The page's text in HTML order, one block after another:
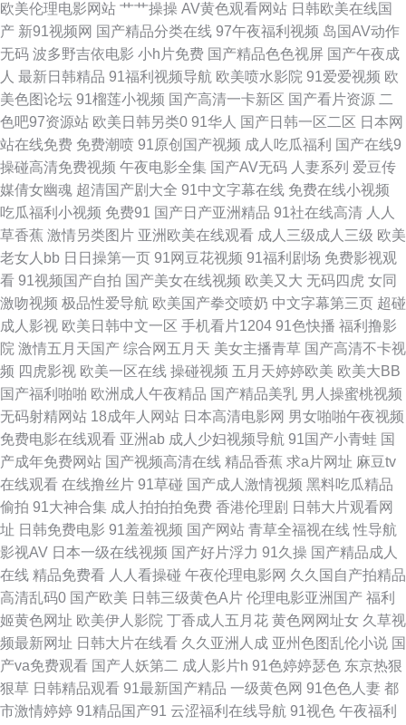
草莓在线视频 人人草人人妻91 婷婷五月天成人 一区二区国产自拍 91巨炮网
站 爱豆传媒在线看 浮力草草黄色 黄色小网站入口站 男人影院AV 青青伊人视
频 四虎性爱影院 亚洲另类激动视频 91黑丝美女艹逼 AA福利影院 豆花国产
激情视频综合 蜜桃伊人超碰桃色 日本午夜剧场 午夜免费在线观看 91爱爱网
91下载入口桃色 超碰97在线播放 豆花自拍社区 玖玖福利社 日韩电影高清完
整 午夜精品剧场 91成人网 91无码青久 操碰视频免费 韩国人妻Av 欧洲色二
三欧美视频sss 性交美女 91人人超碰欧美 草逼免费直接看 国产电影五码 黄
色性情网站 老司机狠肏 欧美一二三 三级午夜影院 香蕉视频在线看 91成年人
观看 俺去也俺去啦 国产毛片AA 久久午夜神器 日本se情 五月天激情网图片
中文字幕色15P 91在线入口免费 操逼加勒比99 东方亚洲色图91 久久福利导
航 人人操人人摸人人 五月天大香蕉婷 91tv在线观看 97操碰在线视频 超碰人
兽世界 国产在线观看亚毛 久久国产豆花视频 日本叉叉叉成人片 午夜剧场性
爱一 91精品视频一区 www91豆花 福利社17p 九九一AV 欧洲一区二区 一本
到道 91伪娘 肏屄网五月天婷婷 精品国产第一页 青青草福利社 午夜AV导航
在线 91大神探花在线 www欧洲影院 囯产成人AV传媒 精东影业蜜桃91 欧美
色图色99 18福利视频导航 不卡国产视频 国产麻豆精品在线 久久快播网 人人
欧美伦理电影网站 艹艹操操 AV黄色观看网站 日韩欧美在线国
产 新91视频网 国产精品分类在线 97午夜福利视频 岛国AV动作
无码 波多野吉依电影 小h片免费 国产精品色色视屏 国产午夜成
人 最新日韩精品 91福利视频导航 欧美喷水影院 91爱爱视频 欧
美色图论坛 91榴莲小视频 国产高清一卡新区 国产看片资源 二
色吧97资源站 欧美日韩另类0 91华人 国产日韩一区二区 日本网
站在线免费 免费潮喷 91原创国产视频 成人吃瓜福利 国产在线9
操碰高清免费视频 午夜电影全集 国产AV无码 人妻系列 爱豆传
媒倩女幽魂 超清国产剧大全 91中文字幕在线 免费在线小视频
吃瓜福利小视频 免费91 国产日产亚洲精品 91社在线高清 人人
草香蕉 激情另类图片 亚洲欧美在线观看 成人三级成人三级 欧美
老女人bb 日日操第一页 91网豆花视频 91福利剧场 免费影视观
看 91视频国产自拍 国产美女在线视频 欧美又大 无码四虎 女同
激吻视频 极品性爱导航 欧美国产拳交喷奶 中文字幕第三页 超碰
成人影视 欧美日韩中文一区 手机看片1204 91色快播 福利撸影
院 激情五月天国产 综合网五月天 美女主播青草 国产高清不卡视
频 四虎影视 欧美一区在线 操碰视频 五月天婷婷欧美 欧美大BB
国产福利啪啪 欧洲成人午夜精品 国产精品美乳 男人操蜜桃视频
无码射精网站 18成年人网站 日本高清电影网 男女啪啪午夜视频
免费电影在线观看 亚洲ab 成人少妇视频导航 91国产小青蛙 国
产成年免费网站 国产视频高清在线 精品香蕉 求a片网址 麻豆tv
在线观看 在线撸丝片 91草碰 国产成人激情视频 黑料吃瓜精品
偷拍 91大神合集 成人拍拍拍免费 香港伦理剧 日韩大片观看网
址 日韩免费电影 91羞羞视频 国产网站 青草全福视在线 性导航
影视AV 日本一级在线视频 国产好片浮力 91久操 国产精品成人
在线 精品免费看 人人看操碰 午夜伦理电影网 久久国自产拍精品
高清乱码0 国产欧美 日韩三级黄色A片 伦理电影亚洲国产 福利
姬黄色网址 欧美伊人影院 丁香成人五月花 黄色网网址女 久草视
频最新网址 日韩大片在线看 久久亚洲人成 亚州色图乱伦小说 国
产va免费观看 国产人妖第二 成人影片h 91色婷婷瑟色 东京热狠
狠草 日韩精品观看 91最新国产精品 一级黄色网 91色色人妻 都
市激情婷婷 91精品国产91 云涩福利在线导航 91视色 午夜福利